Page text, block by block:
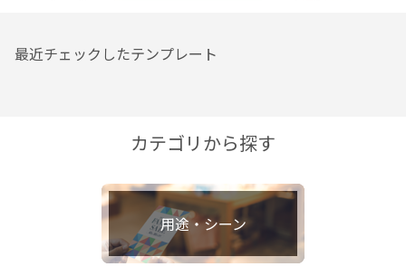
最近チェックしたテンプレート
カテゴリから探す
用途・シーン